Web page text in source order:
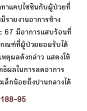
ทาแคปไซซินกับผู้ป่วยที่
รายงานอาการข้าง
67 มีอาการแสบร้อนที่
กณฑ์ที่ผู้ป่วยยอมรับได้
ตุผลดังกล่าว แสดงให้
ผลในการลดอาการ
ล็กน้อยถึงปานกลางได้
95